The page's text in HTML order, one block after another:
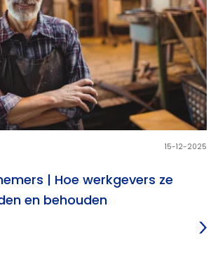
| Hoe werkgevers ze
en behouden
15-12-2025